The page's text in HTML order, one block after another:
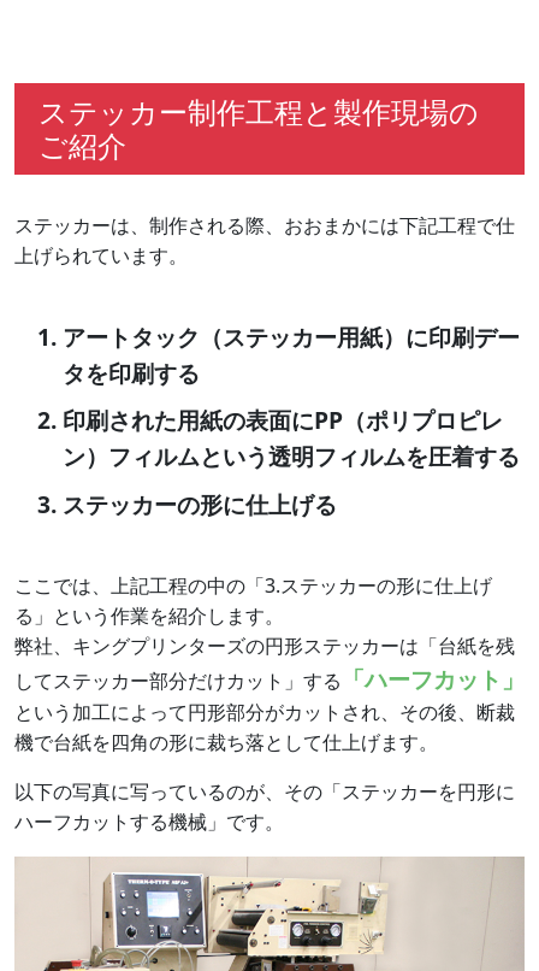
ステッカー制作工程と製作現場の
ご紹介
ステッカーは、制作される際、おおまかには下記工程で仕
上げられています。
アートタック（ステッカー用紙）に印刷デー
タを印刷する
印刷された用紙の表面にPP（ポリプロピレ
ン）フィルムという透明フィルムを圧着する
ステッカーの形に仕上げる
ここでは、上記工程の中の「3.ステッカーの形に仕上げ
る」という作業を紹介します。
弊社、キングプリンターズの円形ステッカーは「台紙を残
してステッカー部分だけカット」する 「ハーフカット」
という加工によって円形部分がカットされ、その後、断裁
機で台紙を四角の形に裁ち落として仕上げます。
以下の写真に写っているのが、その「ステッカーを円形に
ハーフカットする機械」です。